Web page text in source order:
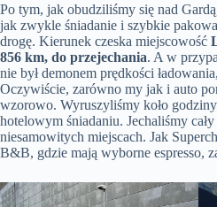
Po tym, jak obudziliśmy się nad
jak zwykle śniadanie i szybkie
drogę. Kierunek czeska miejscowość
856 km, do przejechania. A w
nie był demonem prędkości
Oczywiście, zarówno my jak i auto
wzorowo. Wyruszyliśmy koło
hotelowym śniadaniu. Jechaliśmy
niesamowitych miejscach. Jak
B&B, gdzie mają wyborne espresso,